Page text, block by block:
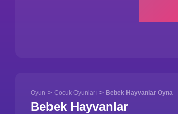
Oyun > Çocuk Oyunları > Bebek Hayvanlar Oyna
Bebek Hayvanlar